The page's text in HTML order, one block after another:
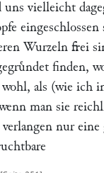
vielleicht
Wurzeln frei
finden,
als (wie ich
man sie
nur eine